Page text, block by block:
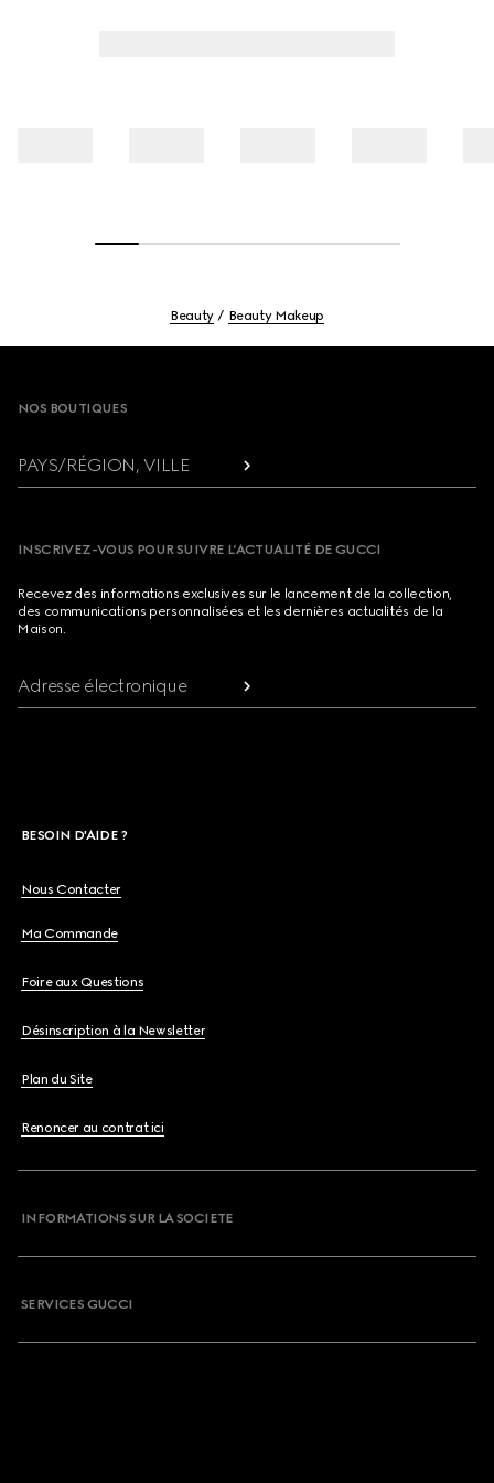
Beauty Beauty Makeup
NOS BOUTIQUES
PAYS/RÉGION, VILLE
INSCRIVEZ-VOUS POUR SUIVRE L’ACTUALITÉ DE GUCCI
Recevez des informations exclusives sur le lancement de la collection,
des communications personnalisées et les dernières actualités de la
Maison.
Adresse électronique
BESOIN D'AIDE ?
Nous Contacter
Ma Commande
Foire aux Questions
Désinscription à la Newsletter
Plan du Site
Renoncer au contrat ici
INFORMATIONS SUR LA SOCIETE
SERVICES GUCCI